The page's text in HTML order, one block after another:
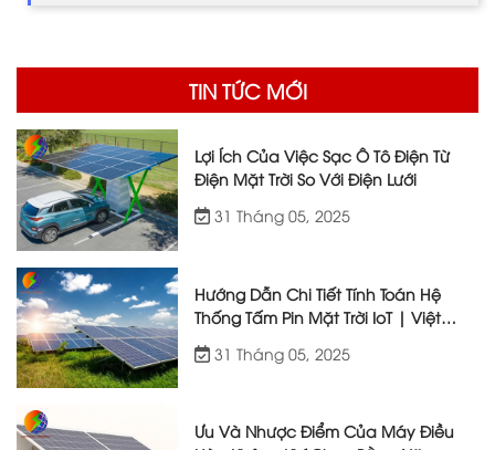
TIN TỨC MỚI
Lợi Ích Của Việc Sạc Ô Tô Điện Từ
Điện Mặt Trời So Với Điện Lưới
31 Tháng 05, 2025
Hướng Dẫn Chi Tiết Tính Toán Hệ
Thống Tấm Pin Mặt Trời IoT | Việt
31 Tháng 05, 2025
Ưu Và Nhược Điểm Của Máy Điều